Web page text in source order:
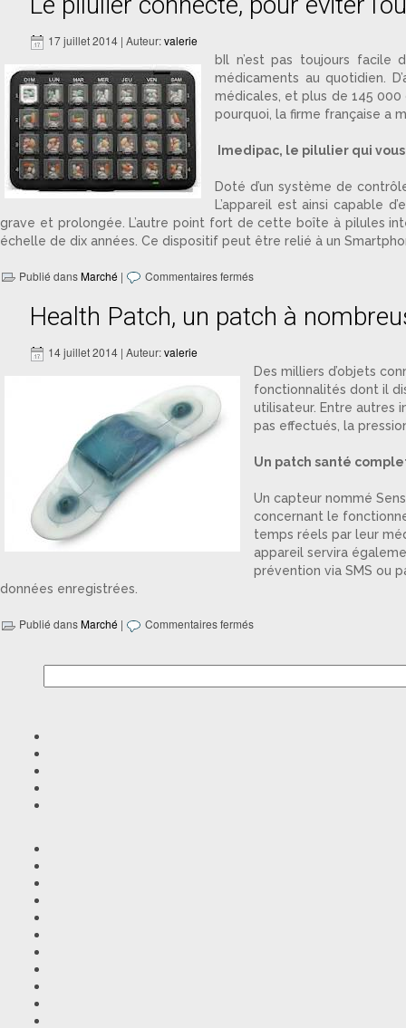
17 juillet 2014 | Auteur:valerie
bIl n’est pas toujours facile
médicaments au quotidien.
médicales, et plus de 145 000
pourquoi, la firme française a
Imedipac, le pilulier qui
Doté d’un système de
L’appareil est ainsi capable
grave et prolongée. L’autre point fort de cette boîte à pilules
échelle de dix années. Ce dispositif peut être relié à un
Publié dansMarché | Commentaires fermés
Health Patch, un patch à
14 juillet 2014 | Auteur:valerie
Des milliers d’objets
fonctionnalités dont il
utilisateur. Entre autres
pas effectués, la
Un patch santé
Un capteur nommé
concernant le
temps réels par leur
appareil servira
prévention via SMS ou
données enregistrées.
Publié dansMarché | Commentaires fermés